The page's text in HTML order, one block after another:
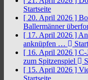
Startseite
[ 20. April 2026 ]
Ballermänner
[ 17. April 2026 ]
anknüpfen …
[ 16. April 2026 ] C-
zum Spitzenspiel
[ 15. April 2026 ]
Startseite